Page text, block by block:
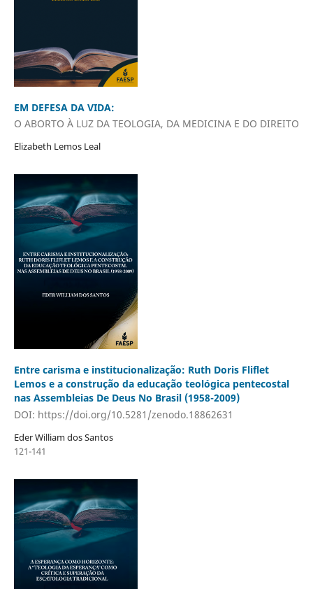
EM DEFESA DA VIDA:
O ABORTO À LUZ DA TEOLOGIA, DA MEDICINA E DO DIREITO
Elizabeth Lemos Leal
Entre carisma e institucionalização: Ruth Doris Fliflet
Lemos e a construção da educação teológica pentecostal
nas Assembleias De Deus No Brasil (1958-2009)
DOI: https://doi.org/10.5281/zenodo.18862631
Eder William dos Santos
121-141